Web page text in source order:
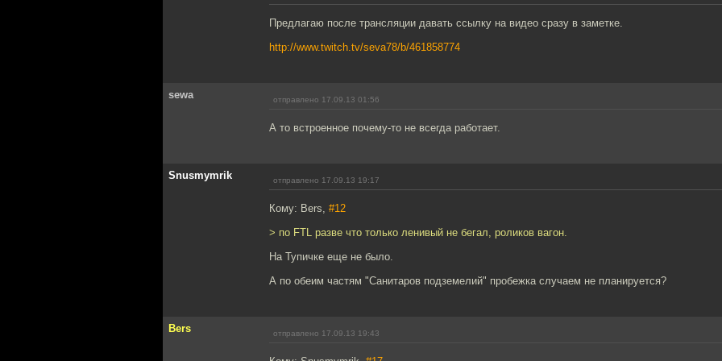
Предлагаю после трансляции давать ссылку на видео сразу в заметке.
http://www.twitch.tv/seva78/b/461858774
sewa отправлено 17.09.13 01:56
А то встроенное почему-то не всегда работает.
Snusmymrik отправлено 17.09.13 19:17
Кому: Bers, #12
> по FTL разве что только ленивый не бегал, роликов вагон.
На Тупичке еще не было.
А по обеим частям "Санитаров подземелий" пробежка случаем не планируется?
Bers отправлено 17.09.13 19:43